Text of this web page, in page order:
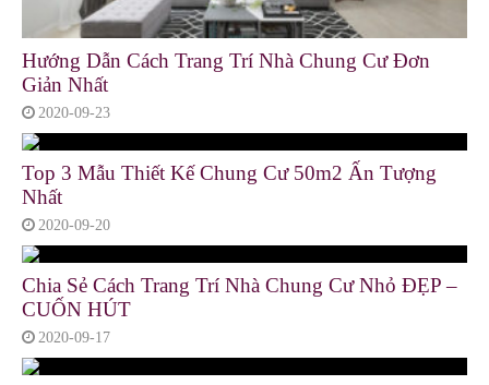
Hướng Dẫn Cách Trang Trí Nhà Chung Cư Đơn
Giản Nhất
2020-09-23
Top 3 Mẫu Thiết Kế Chung Cư 50m2 Ấn Tượng
Nhất
2020-09-20
Chia Sẻ Cách Trang Trí Nhà Chung Cư Nhỏ ĐẸP –
CUỐN HÚT
2020-09-17